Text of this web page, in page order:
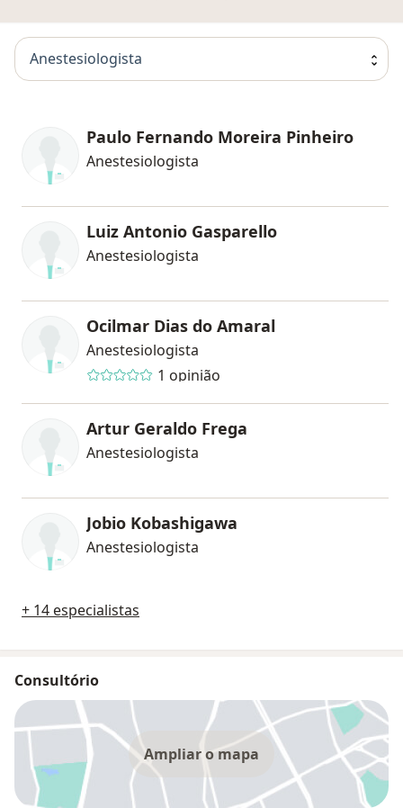
Anestesiologista
Paulo Fernando Moreira Pinheiro
Anestesiologista
Luiz Antonio Gasparello
Anestesiologista
Ocilmar Dias do Amaral
Anestesiologista
1 opinião
Artur Geraldo Frega
Anestesiologista
Jobio Kobashigawa
Anestesiologista
+ 14 especialistas
Consultório
Ampliar o mapa